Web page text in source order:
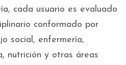
cada usuario es evaluado
conformado por
social, enfermería,
nutrición y otras áreas